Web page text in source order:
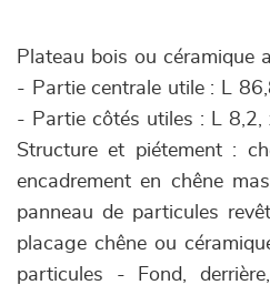
Plateau bois ou céramique
- Partie centrale utile : L
- Partie côtés utiles : L
Structure et piétement :
encadrement en chêne
panneau de particules
placage chêne ou
particules - Fond,